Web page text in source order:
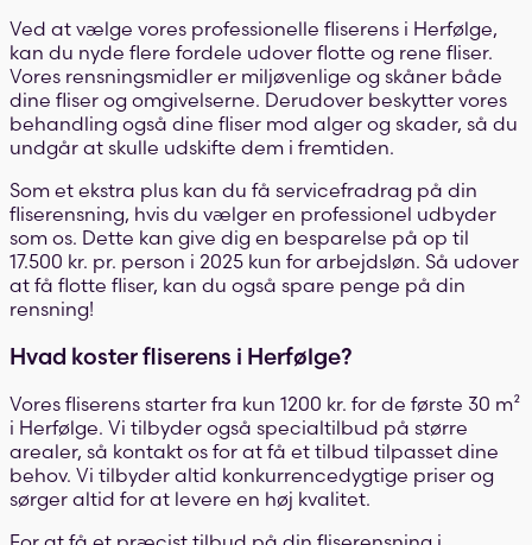
Ved at vælge vores professionelle fliserens i Herfølge,
kan du nyde flere fordele udover flotte og rene fliser.
Vores rensningsmidler er miljøvenlige og skåner både
dine fliser og omgivelserne. Derudover beskytter vores
behandling også dine fliser mod alger og skader, så du
undgår at skulle udskifte dem i fremtiden.
Som et ekstra plus kan du få servicefradrag på din
fliserensning, hvis du vælger en professionel udbyder
som os. Dette kan give dig en besparelse på op til
17.500 kr. pr. person i 2025 kun for arbejdsløn. Så udover
at få flotte fliser, kan du også spare penge på din
rensning!
Hvad koster fliserens i Herfølge?
Vores fliserens starter fra kun 1200 kr. for de første 30 m²
i Herfølge. Vi tilbyder også specialtilbud på større
arealer, så kontakt os for at få et tilbud tilpasset dine
behov. Vi tilbyder altid konkurrencedygtige priser og
sørger altid for at levere en høj kvalitet.